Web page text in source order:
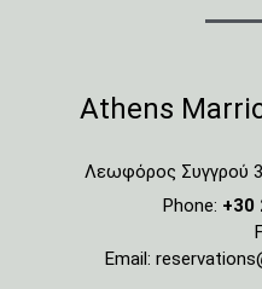
Athens
Λεωφόρος Συγγρού
Phone: +30
Email: